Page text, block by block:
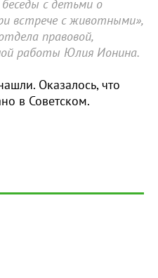
с детьми о
встрече с животными»,
правовой,
работы Юлия Ионина.
Оказалось, что
в Советском.